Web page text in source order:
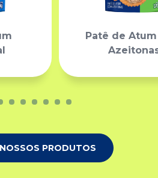
Patê de
PRODUTOS